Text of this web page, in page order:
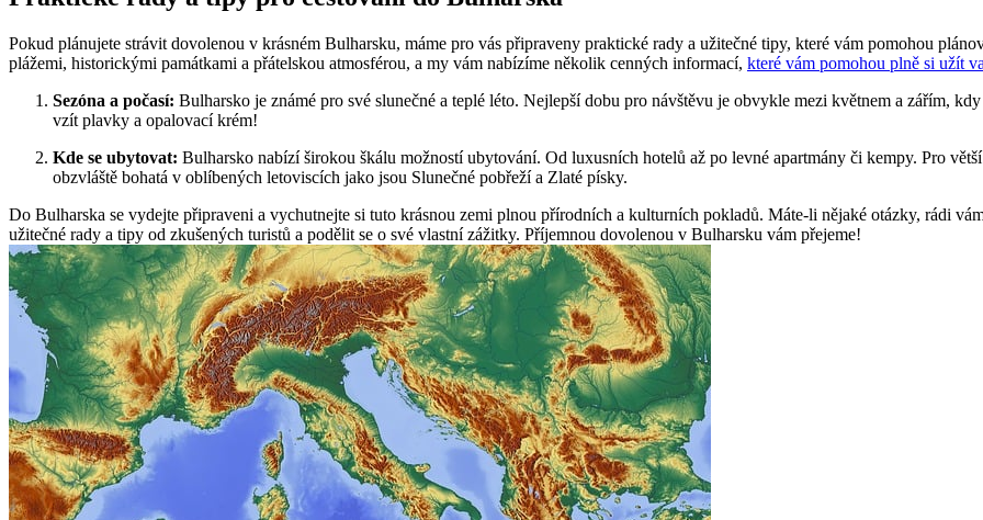
Pokud plánujete strávit dovolenou v krásném Bulharsku, máme pro vás připraveny praktické rady a užitečné tipy, které vám pomohou
plážemi, historickými památkami a přátelskou atmosférou, a my vám nabízíme několik cenných informací, které vám pomohou plně si užít
Sezóna a počasí: Bulharsko je známé pro své slunečné a teplé léto. Nejlepší dobu pro návštěvu je obvykle mezi květnem a zářím,
vzít plavky a opalovací krém!
Kde se ubytovat: Bulharsko nabízí širokou škálu možností ubytování. Od luxusních hotelů až po levné apartmány či kempy. Pro
obzvláště bohatá v oblíbených letoviscích jako jsou Slunečné pobřeží a Zlaté písky.
Do Bulharska se vydejte připraveni a vychutnejte si tuto krásnou zemi plnou přírodních a kulturních pokladů. Máte-li nějaké otázky, rádi
užitečné rady a tipy od zkušených turistů a podělit se o své vlastní zážitky. Příjemnou dovolenou v Bulharsku vám přejeme!